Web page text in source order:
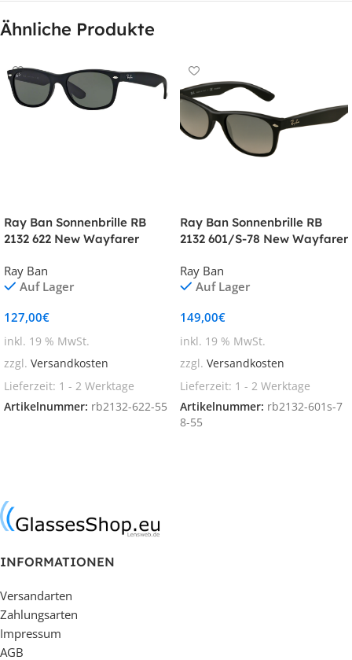
Ähnliche Produkte
Ray Ban Sonnenbrille RB
2132 622 New Wayfarer
Ray Ban
Auf Lager
127,00€
inkl. 19 % MwSt.
zzgl. Versandkosten
Lieferzeit: 1 - 2 Werktage
Artikelnummer: rb2132-622-55
Ray Ban Sonnenbrille RB
2132 601/S-78 New Wayfarer
Ray Ban
Auf Lager
149,00€
inkl. 19 % MwSt.
zzgl. Versandkosten
Lieferzeit: 1 - 2 Werktage
Artikelnummer: rb2132-601s-7
8-55
INFORMATIONEN
Versandarten
Zahlungsarten
Impressum
AGB